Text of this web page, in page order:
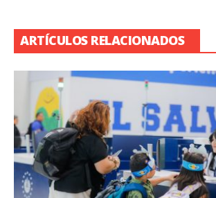
ARTÍCULOS RELACIONADOS